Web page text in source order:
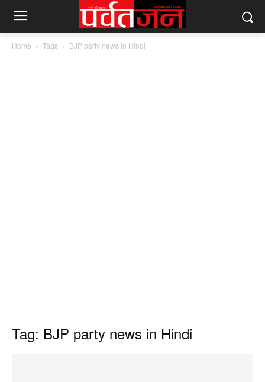
Home Tags BJP party news in Hindi
Tag: BJP party news in Hindi